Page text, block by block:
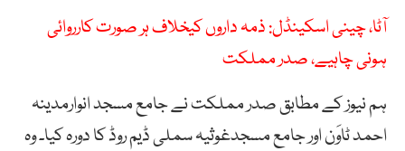
آٹا، چینی اسکینڈل: ذمہ داروں کیخلاف ہر صورت کارروائی
ہونی چاہیے، صدر مملکت
ہم نیوز کے مطابق صدر مملکت نے جامع مسجد انوارمدینہ
احمد ٹاوَن اور جامع مسجدغوثیہ سملی ڈیم روڈ کا دورہ کیا۔ وہ